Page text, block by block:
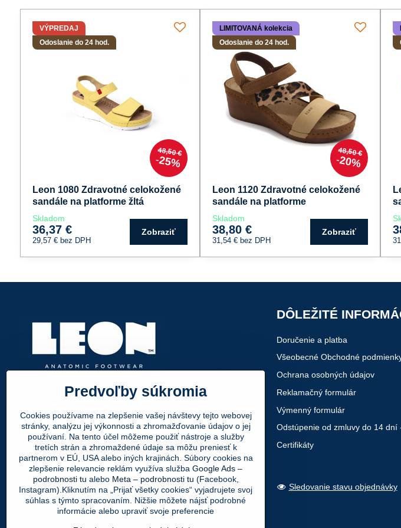
48,50 €
25%
VÝPREDAJ
Odoslanie do 24 hod.
Leon 1080 Zdravotné celokožené
sandále na platforme žltá
Skladom
36,37 €
29,57 € bez DPH
Zobraziť
48,50 €
20%
LIMITOVANÁ kolekcia
Odoslanie do 24 hod.
Leon 1120 Zdravotné celokožené
sandále na platforme
Skladom
38,80 €
31,54 €bez DPH
Zobraziť
+421 911 315 719
info@leonpapuce.sk
Nájdete nás aj tu:
Facebook Instagram Youtube
DÔLEŽITÉ
Doručenie a platba
Všeobecné Obchodné
Ochrana osobných údajov
Reklamačný formulár
Výmenný formulár
Odstúpenie od zmluvy do 14 dní
Certifikáty
Sledovanie stavu objednávky
Predvoľby súkromia
Cookies používame na zlepšenie vašej návštevy tejto webovej
stránky, analýzu jej výkonnosti a zhromažďovanie údajov o jej
používaní. Na tento účel môžeme použiť nástroje a služby
tretích strán a zhromaždené údaje sa môžu preniesť k
partnerom v EÚ, USA alebo iných krajinách. Súbory cookies na
zlepšenie relevancie reklám využíva služba Google Ads –
podrobnosti tu alebo Meta – podrobnosti tu (Facebook,
Instagram).Kliknutím na „Prijať všetky cookies“ vyjadrujete svoj
súhlas s týmto spracovaním. Nižšie môžete nájsť podrobné
informácie alebo upraviť svoje preferencie